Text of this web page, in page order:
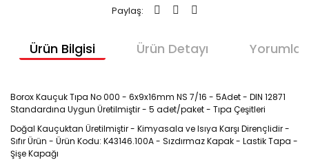
Paylaş:
Ürün Bilgisi Ürün Detayı Yorumlar
Borox Kauçuk Tıpa No 000 - 6x9x16mm NS 7/16 - 5Adet - DIN 12871
Standardına Uygun Üretilmiştir - 5 adet/paket - Tıpa Çeşitleri
Doğal Kauçuktan Üretilmiştir - Kimyasala ve Isıya Karşı Dirençlidir -
Sıfır Ürün - Ürün Kodu: K43146.100A - Sızdırmaz Kapak - Lastik Tapa -
Şişe Kapağı